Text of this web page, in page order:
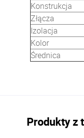
Konstrukcja
Złącza
Izolacja
Kolor
Średnica
Produkty z